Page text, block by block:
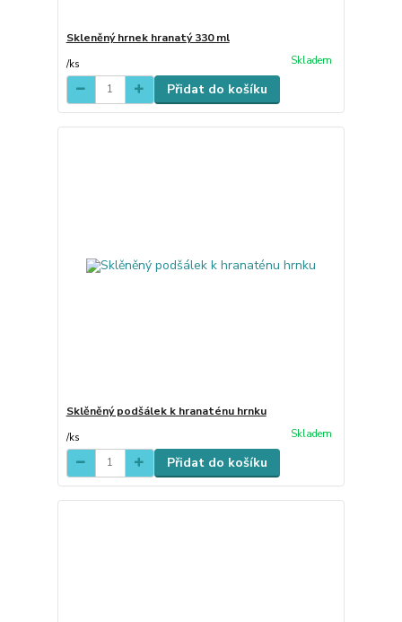
Skleněný hrnek hranatý 330 ml
/ks Skladem
Přidat do košíku
Sklěněný podšálek k hranaténu hrnku
/ks Skladem
Přidat do košíku